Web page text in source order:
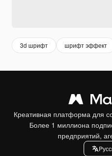
3d шрифт шрифт эффект
Креативная платформа для
Более 1 миллиона
предприятий,